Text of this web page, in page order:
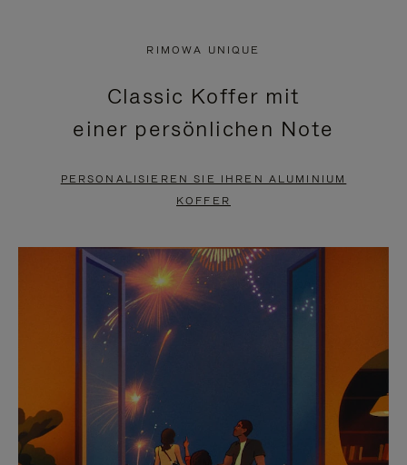
PAUSIERT,
BITTE
DRÜCKEN
ANZUHALTEN
KLICKEN
SIE
ZUM
AUFHEBEN
STUMMSCHALTUNG
RIMOWA UNIQUE
Classic Koffer mit
einer persönlichen Note
PERSONALISIEREN SIE IHREN ALUMINIUM
KOFFER